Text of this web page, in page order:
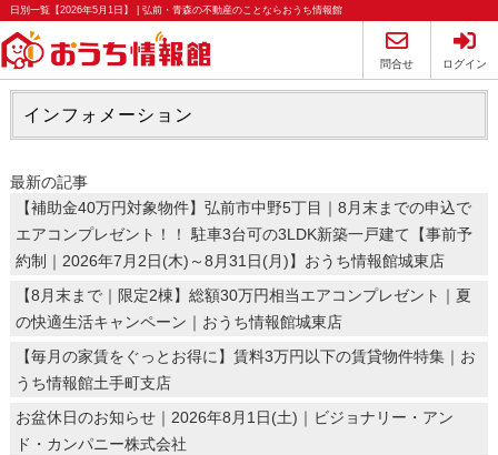
日別一覧【2026年5月1日】 | 弘前・青森の不動産のことならおうち情報館
問合せ ログイン
インフォメーション
最新の記事
【補助金40万円対象物件】弘前市中野5丁目｜8月末までの申込で
エアコンプレゼント！！ 駐車3台可の3LDK新築一戸建て【事前予
約制｜2026年7月2日(木)～8月31日(月)】おうち情報館城東店
【8月末まで｜限定2棟】総額30万円相当エアコンプレゼント｜夏
の快適生活キャンペーン｜おうち情報館城東店
【毎月の家賃をぐっとお得に】賃料3万円以下の賃貸物件特集｜お
うち情報館土手町支店
お盆休日のお知らせ｜2026年8月1日(土)｜ビジョナリー・アン
ド・カンパニー株式会社